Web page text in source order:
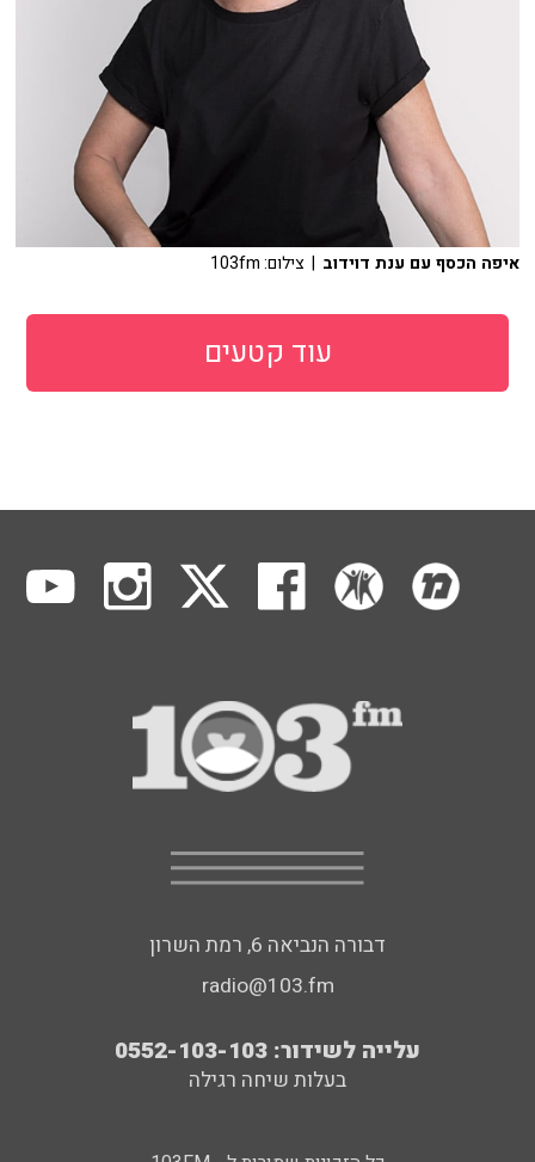
איפה הכסף עם ענת דוידוב | צילום: 103fm
עוד קטעים
דבורה הנביאה 6, רמת השרון
radio@103.fm
עלייה לשידור: 0552-103-103
בעלות שיחה רגילה